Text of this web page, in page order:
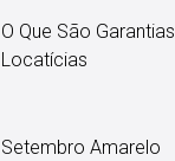
O Que São Garantias
Locatícias
Setembro Amarelo